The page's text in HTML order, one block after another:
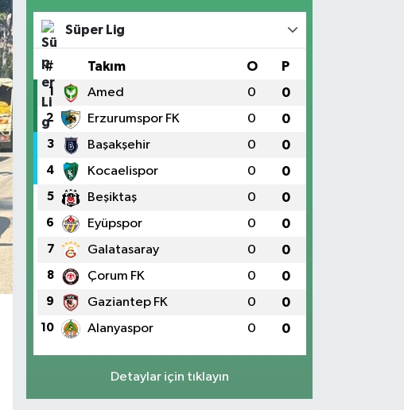
Süper Lig
# Takım O P
1 Amed 0 0
2 Erzurumspor FK 0 0
3 Başakşehir 0 0
4 Kocaelispor 0 0
5 Beşiktaş 0 0
6 Eyüpspor 0 0
7 Galatasaray 0 0
8 Çorum FK 0 0
9 Gaziantep FK 0 0
10 Alanyaspor 0 0
Detaylar için tıklayın